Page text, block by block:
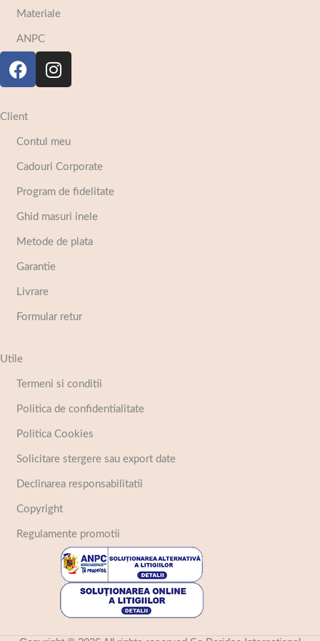
Materiale
ANPC
Client
Contul meu
Cadouri Corporate
Program de fidelitate
Ghid masuri inele
Metode de plata
Garantie
Livrare
Formular retur
Utile
Termeni si conditii
Politica de confidentialitate
Politica Cookies
Solicitare stergere sau export date
Declinarea responsabilitatii
Copyright
Regulamente promotii